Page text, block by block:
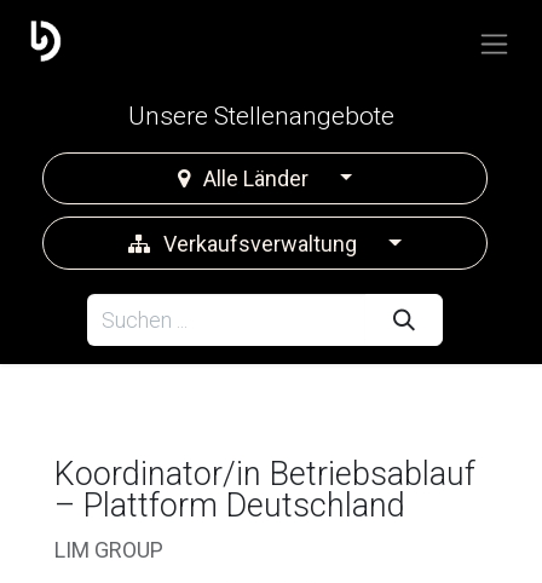
Unsere Stellenangebote
Alle Länder
Verkaufsverwaltung
Koordinator/in Betriebsablauf
– Plattform Deutschland
LIM GROUP